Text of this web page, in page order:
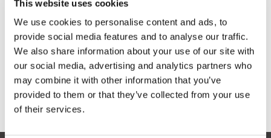
This website uses cookies
We use cookies to personalise content and ads, to
provide social media features and to analyse our traffic.
We also share information about your use of our site with
our social media, advertising and analytics partners who
may combine it with other information that you’ve
provided to them or that they’ve collected from your use
of their services.
1 pieza
incluido
IVA incluido
Añadir a la cesta
Información